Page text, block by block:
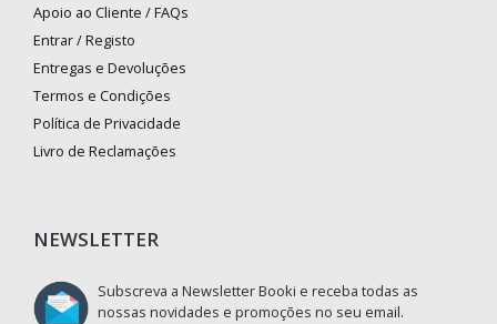
Apoio ao Cliente / FAQs
Entrar / Registo
Entregas e Devoluções
Termos e Condições
Política de Privacidade
Livro de Reclamações
NEWSLETTER
Subscreva a Newsletter Booki e receba todas as
nossas novidades e promoções no seu email.